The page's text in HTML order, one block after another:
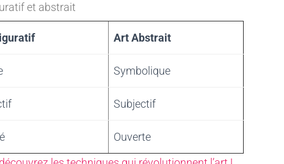
et abstrait
Art Abstrait
Symbolique
Subjectif
Ouverte